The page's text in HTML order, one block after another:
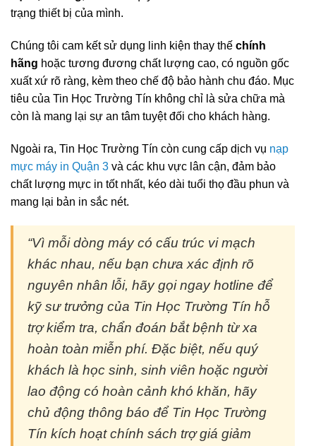
trạng thiết bị của mình.
Chúng tôi cam kết sử dụng linh kiện thay thế chính
hãng hoặc tương đương chất lượng cao, có nguồn gốc
xuất xứ rõ ràng, kèm theo chế độ bảo hành chu đáo. Mục
tiêu của Tin Học Trường Tín không chỉ là sửa chữa mà
còn là mang lại sự an tâm tuyệt đối cho khách hàng.
Ngoài ra, Tin Học Trường Tín còn cung cấp dịch vụ nạp
mực máy in Quận 3 và các khu vực lân cận, đảm bảo
chất lượng mực in tốt nhất, kéo dài tuổi thọ đầu phun và
mang lại bản in sắc nét.
“Vì mỗi dòng máy có cấu trúc vi mạch
khác nhau, nếu bạn chưa xác định rõ
nguyên nhân lỗi, hãy gọi ngay hotline để
kỹ sư trưởng của Tin Học Trường Tín hỗ
trợ kiểm tra, chẩn đoán bắt bệnh từ xa
hoàn toàn miễn phí. Đặc biệt, nếu quý
khách là học sinh, sinh viên hoặc người
lao động có hoàn cảnh khó khăn, hãy
chủ động thông báo để Tin Học Trường
Tín kích hoạt chính sách trợ giá giảm